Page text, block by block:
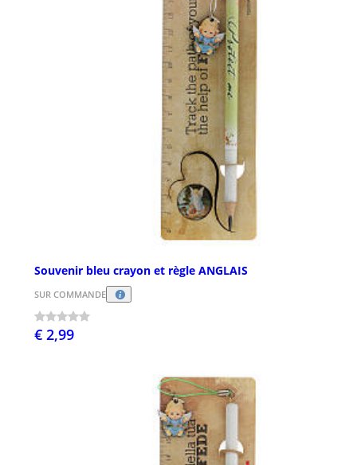
Souvenir bleu crayon et règle ANGLAIS
SUR COMMANDE
€ 2,99